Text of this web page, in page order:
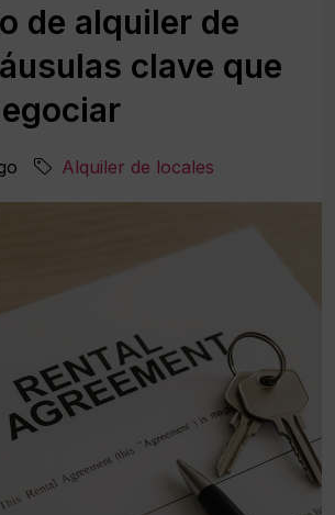
de alquiler de
clave que
Alquiler de locales